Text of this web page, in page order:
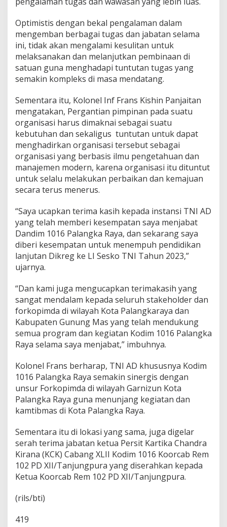
Optimistis dengan bekal pengalaman dalam
mengemban berbagai tugas dan jabatan selama
ini, tidak akan mengalami kesulitan untuk
melaksanakan dan melanjutkan pembinaan di
satuan guna menghadapi tuntutan tugas yang
semakin kompleks di masa mendatang.
Sementara itu, Kolonel Inf Frans Kishin Panjaitan
mengatakan, Pergantian pimpinan pada suatu
organisasi harus dimaknai sebagai suatu
kebutuhan dan sekaligus tuntutan untuk dapat
menghadirkan organisasi tersebut sebagai
organisasi yang berbasis ilmu pengetahuan dan
manajemen modern, karena organisasi itu dituntut
untuk selalu melakukan perbaikan dan kemajuan
secara terus menerus.
“Saya ucapkan terima kasih kepada instansi TNI AD
yang telah memberi kesempatan saya menjabat
Dandim 1016 Palangka Raya, dan sekarang saya
diberi kesempatan untuk menempuh pendidikan
lanjutan Dikreg ke LI Sesko TNI Tahun 2023,”
ujarnya.
“Dan kami juga mengucapkan terimakasih yang
sangat mendalam kepada seluruh stakeholder dan
forkopimda di wilayah Kota Palangkaraya dan
Kabupaten Gunung Mas yang telah mendukung
semua program dan kegiatan Kodim 1016 Palangka
Raya selama saya menjabat,” imbuhnya.
Kolonel Frans berharap, TNI AD khususnya Kodim
1016 Palangka Raya semakin sinergis dengan
unsur Forkopimda di wilayah Garnizun Kota
Palangka Raya guna menunjang kegiatan dan
kamtibmas di Kota Palangka Raya.
Sementara itu di lokasi yang sama, juga digelar
serah terima jabatan ketua Persit Kartika Chandra
Kirana (KCK) Cabang XLII Kodim 1016 Koorcab Rem
102 PD XII/Tanjungpura yang diserahkan kepada
Ketua Koorcab Rem 102 PD XII/Tanjungpura.
(rils/bti)
419